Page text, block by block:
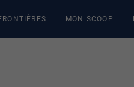
MON SCOOP